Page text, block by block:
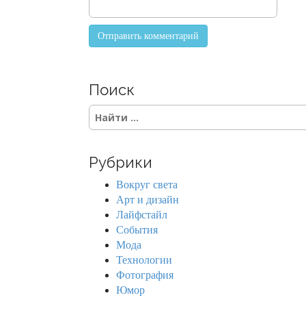
Поиск
S
e
c
Рубрики
Вокруг света
Арт и дизайн
Лайфстайл
События
Мода
Технологии
Фотография
Юмор